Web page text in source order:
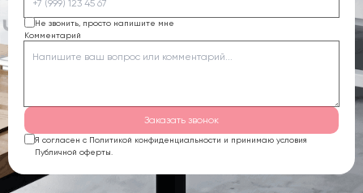
Не звонить, просто напишите мне
Комментарий
Заказать звонок
Я согласен с Политикой конфиденциальности и принимаю условия
Публичной оферты.